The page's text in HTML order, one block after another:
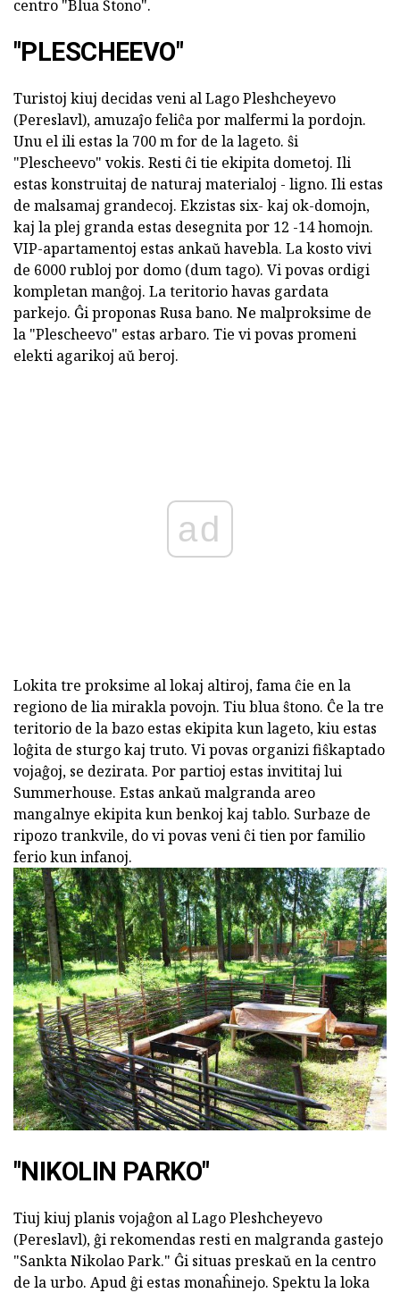
centro "Blua Ŝtono".
"PLESCHEEVO"
Turistoj kiuj decidas veni al Lago Pleshcheyevo
(Pereslavl), amuzaĵo feliĉa por malfermi la pordojn.
Unu el ili estas la 700 m for de la lageto. ŝi
"Plescheevo" vokis. Resti ĉi tie ekipita dometoj. Ili
estas konstruitaj de naturaj materialoj - ligno. Ili estas
de malsamaj grandecoj. Ekzistas six- kaj ok-domojn,
kaj la plej granda estas desegnita por 12 -14 homojn.
VIP-apartamentoj estas ankaŭ havebla. La kosto vivi
de 6000 rubloj por domo (dum tago). Vi povas ordigi
kompletan manĝoj. La teritorio havas gardata
parkejo. Ĝi proponas Rusa bano. Ne malproksime de
la "Plescheevo" estas arbaro. Tie vi povas promeni
elekti agarikoj aŭ beroj.
ad
Lokita tre proksime al lokaj altiroj, fama ĉie en la
regiono de lia mirakla povojn. Tiu blua ŝtono. Ĉe la tre
teritorio de la bazo estas ekipita kun lageto, kiu estas
loĝita de sturgo kaj truto. Vi povas organizi fiŝkaptado
vojaĝoj, se dezirata. Por partioj estas invititaj lui
Summerhouse. Estas ankaŭ malgranda areo
mangalnye ekipita kun benkoj kaj tablo. Surbaze de
ripozo trankvile, do vi povas veni ĉi tien por familio
ferio kun infanoj.
"NIKOLIN PARKO"
Tiuj kiuj planis vojaĝon al Lago Pleshcheyevo
(Pereslavl), ĝi rekomendas resti en malgranda gastejo
"Sankta Nikolao Park." Ĝi situas preskaŭ en la centro
de la urbo. Apud ĝi estas monaĥinejo. Spektu la loka